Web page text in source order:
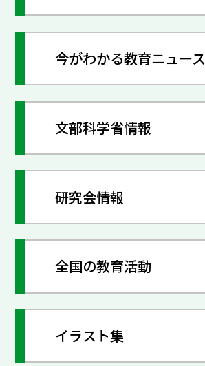
今がわかる教育ニュース
文部科学省情報
研究会情報
全国の教育活動
イラスト集